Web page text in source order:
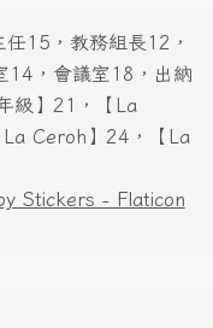
15，教務組長12，
14，會議室18，出納
級】21，【La
Ceroh】24，【La
Stickers - Flaticon